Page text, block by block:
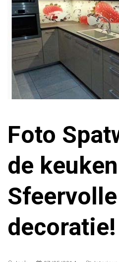
Foto
de
Sfeervolle
decoratie!